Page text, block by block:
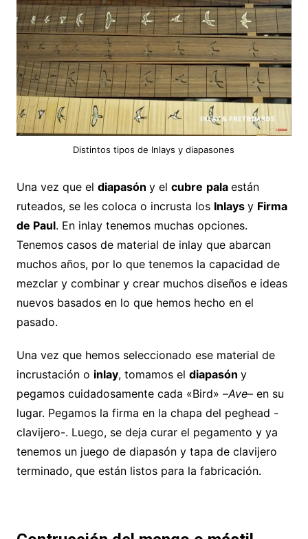
Distintos tipos de Inlays y diapasones
Una vez que el diapasón y el cubre pala están
ruteados, se les coloca o incrusta los Inlays y Firma
de Paul. En inlay tenemos muchas opciones.
Tenemos casos de material de inlay que abarcan
muchos años, por lo que tenemos la capacidad de
mezclar y combinar y crear muchos diseños e ideas
nuevos basados ​​en lo que hemos hecho en el
pasado.
Una vez que hemos seleccionado ese material de
incrustación o inlay, tomamos el diapasón y
pegamos cuidadosamente cada «Bird» –Ave– en su
lugar. Pegamos la firma en la chapa del peghead -
clavijero-. Luego, se deja curar el pegamento y ya
tenemos un juego de diapasón y tapa de clavijero
terminado, que están listos para la fabricación.